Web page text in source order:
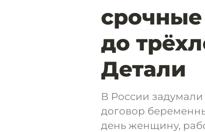
до
Детали
В России
договор
день женщину,